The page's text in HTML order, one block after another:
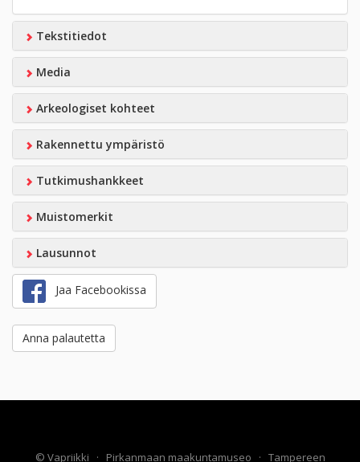
Tekstitiedot
Media
Arkeologiset kohteet
Rakennettu ympäristö
Tutkimushankkeet
Muistomerkit
Lausunnot
Jaa Facebookissa
Anna palautetta
© Vapriikki · Pirkanmaan maakuntamuseo · Tampereen